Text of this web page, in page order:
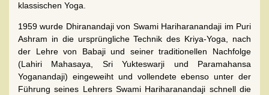
klassischen Yoga.
1959 wurde Dhiranandaji von Swami Hariharanandaji im Puri
Ashram in die ursprüngliche Technik des Kriya-Yoga, nach
der Lehre von Babaji und seiner traditionellen Nachfolge
(Lahiri Mahasaya, Sri Yukteswarji und Paramahansa
Yoganandaji) eingeweiht und vollendete ebenso unter der
Führung seines Lehrers Swami Hariharanandaji schnell die